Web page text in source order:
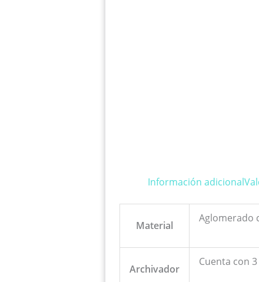
Información adicional
Material
Aglomerado
Archivador
Cuenta con